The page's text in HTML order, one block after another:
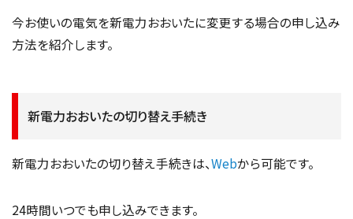
今お使いの電気を新電力おおいたに変更する場合の申し込み
方法を紹介します。
新電力おおいたの切り替え手続き
新電力おおいたの切り替え手続きは、Webから可能です。
24時間いつでも申し込みできます。